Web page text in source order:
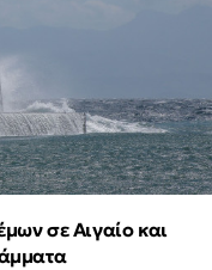
σε Αιγαίο και